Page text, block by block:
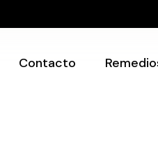
Contacto